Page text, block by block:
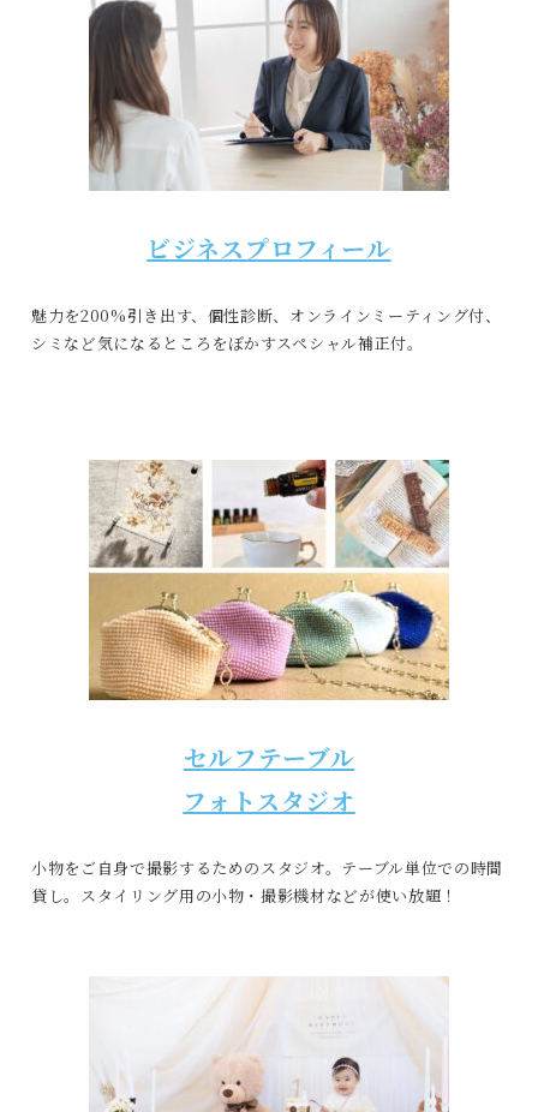
ビジネスプロフィール
魅力を200%引き出す、個性診断、オンラインミーティング付、
シミなど気になるところをぼかすスペシャル補正付。
セルフテーブル
フォトスタジオ
小物をご自身で撮影するためのスタジオ。テーブル単位での時間
貸し。スタイリング用の小物・撮影機材などが使い放題！